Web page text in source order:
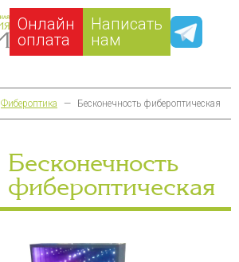
Онлайн
оплата
Написать
нам
Фибероптика — Бесконечность фибероптическая
Бесконечность
фибероптическая